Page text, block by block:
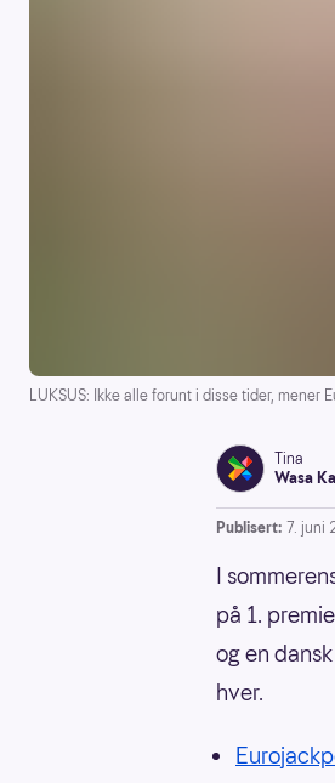
LUKSUS: Ikke alle forunt i disse tider,
Tina
Wasa
Publisert: 7. juni
I
på 1.
og en
hver.